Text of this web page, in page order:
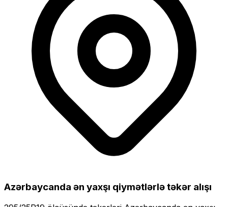
Azərbaycanda ən yaxşı qiymətlərlətəkər alışı